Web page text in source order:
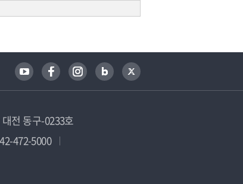
전 동구-0233호
472-5000